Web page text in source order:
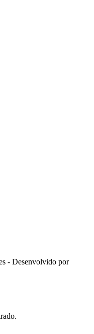
- Desenvolvido por